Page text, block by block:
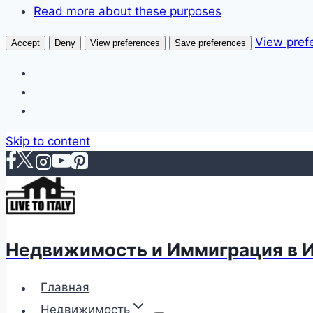
Read more about these purposes
Accept Deny View preferences Save preferences View
Skip to content
Недвижимость и Иммиграция в
Главная
Недвижимость